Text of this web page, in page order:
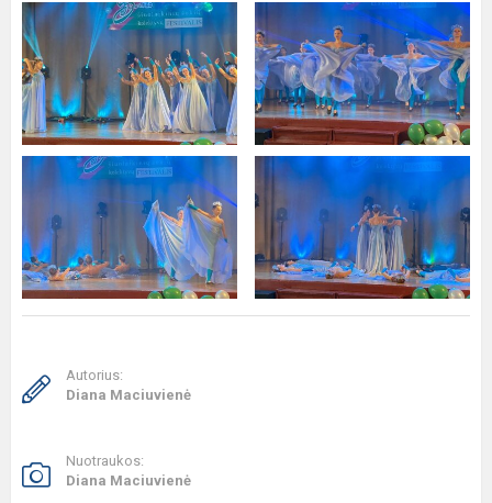
Autorius:
Diana Maciuvienė
Nuotraukos:
Diana Maciuvienė